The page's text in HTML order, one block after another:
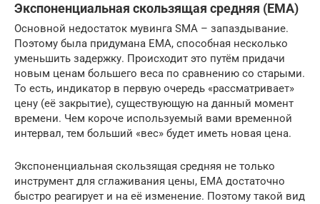
Экспоненциальная скользящая средняя (EMA)
Основной недостаток мувинга SMA – запаздывание.
Поэтому была придумана ЕМА, способная несколько
уменьшить задержку. Происходит это путём придачи
новым ценам большего веса по сравнению со старыми.
То есть, индикатор в первую очередь «рассматривает»
цену (её закрытие), существующую на данный момент
времени. Чем короче используемый вами временной
интервал, тем больший «вес» будет иметь новая цена.
Экспоненциальная скользящая средняя не только
инструмент для сглаживания цены, ЕМА достаточно
быстро реагирует и на её изменение. Поэтому такой вид